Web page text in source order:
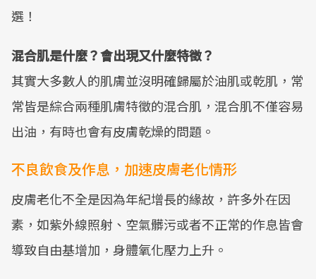
選！
混合肌是什麼？會出現又什麼特徵？
其實大多數人的肌膚並沒明確歸屬於油肌或乾肌，常
常皆是綜合兩種肌膚特徵的混合肌，混合肌不僅容易
出油，有時也會有皮膚乾燥的問題。
不良飲食及作息，加速皮膚老化情形
皮膚老化不全是因為年紀增長的緣故，許多外在因
素，如紫外線照射、空氣髒污或者不正常的作息皆會
導致自由基增加，身體氧化壓力上升。